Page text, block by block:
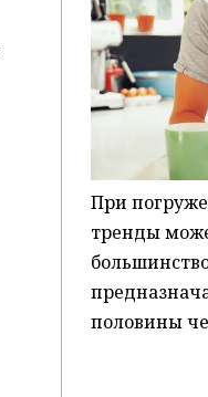
При
тренды
половины